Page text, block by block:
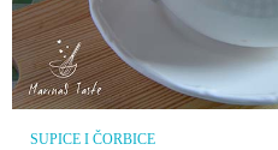
SUPICE I ČORBICE